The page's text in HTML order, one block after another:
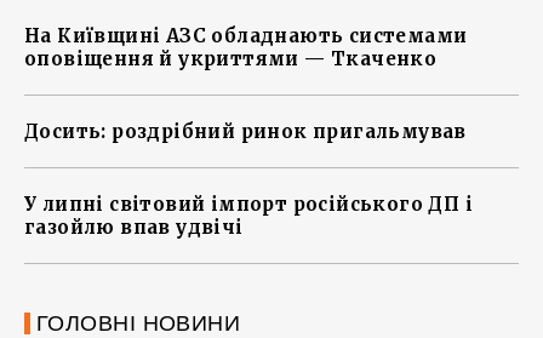
На Київщині АЗС обладнають системами
оповіщення й укриттями — Ткаченко
Досить: роздрібний ринок пригальмував
У липні світовий імпорт російського ДП і
газойлю впав удвічі
ГОЛОВНІ НОВИНИ